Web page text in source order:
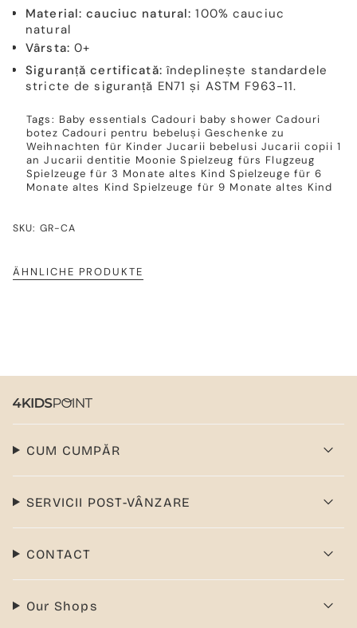
Material: cauciuc natural: 100% cauciuc
natural
Vârsta: 0+
Siguranță certificată: îndeplinește standardele
stricte de siguranță EN71 și ASTM F963-11.
Tags: Baby essentials Cadouri baby shower Cadouri
botez Cadouri pentru bebeluși Geschenke zu
Weihnachten für Kinder Jucarii bebelusi Jucarii copii 1
an Jucarii dentitie Moonie Spielzeug fürs Flugzeug
Spielzeuge für 3 Monate altes Kind Spielzeuge für 6
Monate altes Kind Spielzeuge für 9 Monate altes Kind
SKU: GR-CA
ÄHNLICHE PRODUKTE
CUM CUMPĂR
SERVICII POST-VÂNZARE
CONTACT
Our Shops